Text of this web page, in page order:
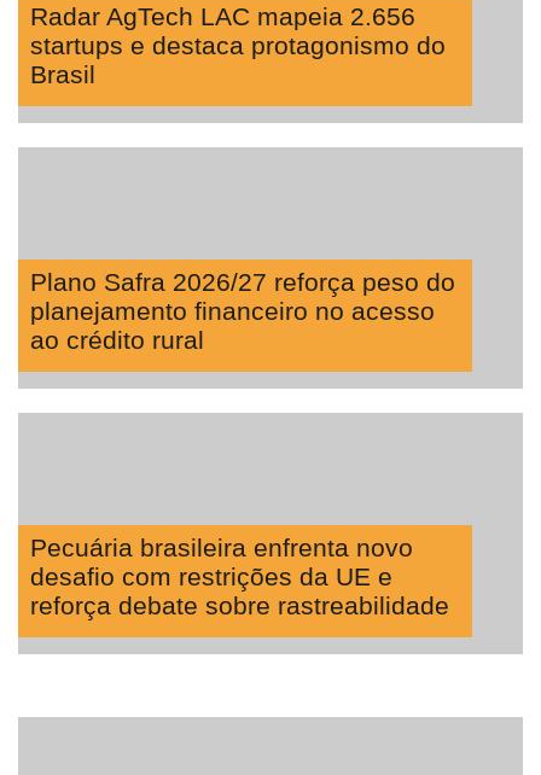
Radar AgTech LAC mapeia 2.656
startups e destaca protagonismo do
Brasil
Plano Safra 2026/27 reforça peso do
planejamento financeiro no acesso
ao crédito rural
Pecuária brasileira enfrenta novo
desafio com restrições da UE e
reforça debate sobre rastreabilidade